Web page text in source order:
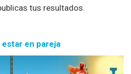
tus resultados.
estar en pareja